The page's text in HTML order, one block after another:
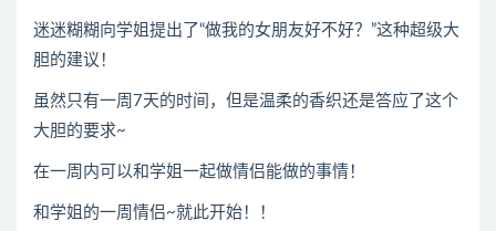
迷迷糊糊向学姐提出了“做我的女朋友好不好？”这种超级大
胆的建议！
虽然只有一周7天的时间，但是温柔的香织还是答应了这个
大胆的要求~
在一周内可以和学姐一起做情侣能做的事情！
和学姐的一周情侣~就此开始！！